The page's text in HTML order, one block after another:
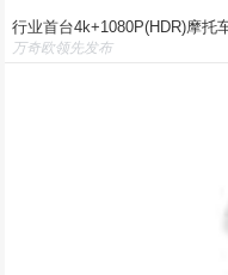
行业首台4k+1080P(HDR)摩托
万奇欧领先发布